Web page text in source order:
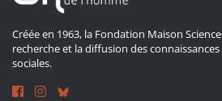
Créée en 1963, la Fondation Maison
recherche et la diffusion des
sociales.